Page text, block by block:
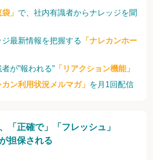
」 で、社内有識者からナレッジを聞
最新情報を把握する
「ナレカンホー
が”報われる” 「リアクション機能」
カン利用状況メルマガ」 を月1回配信
「正確で」「フレッシュ」
担保される